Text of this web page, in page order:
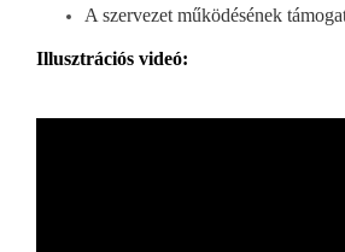
A szervezet működésének
Illusztrációs videó: